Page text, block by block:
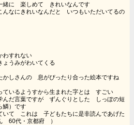
緒に 楽しめて きれいなんです
にきれいなんだと いつもいただいてるの
すれない
ょうみがわいてくる
しさんの 息がぴったり合った絵本ですね
いるようすから生まれた字とは すごい
んだ言葉ですが ずんぐりとした しっぽの短
鱗）です
て これは 子どもたちに是非読んであげた
60代・京都府 ）